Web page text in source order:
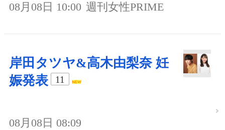
08月08日 10:00 週刊女性PRIME
岸田タツヤ&高木由梨奈 妊
娠発表
11
08月08日 08:09